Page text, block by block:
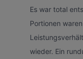
Es war total
Portionen
wieder. Ein